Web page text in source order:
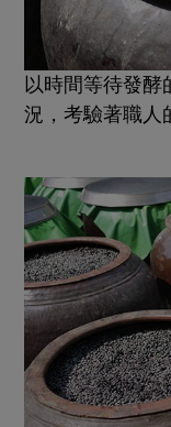
以時間等待發酵
況，考驗著職人